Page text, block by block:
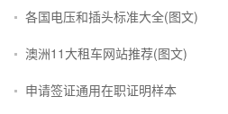
各国电压和插头标准大全(图文)
澳洲11大租车网站推荐(图文)
申请签证通用在职证明样本